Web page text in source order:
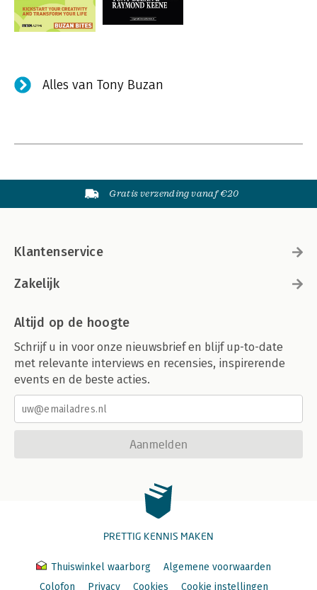
Alles van Tony Buzan
Gratis verzending vanaf €20
Klantenservice
Zakelijk
Altijd op de hoogte
Schrijf u in voor onze nieuwsbrief en blijf up-to-date
met relevante interviews en recensies, inspirerende
events en de beste acties.
Aanmelden
PRETTIG KENNIS MAKEN
Thuiswinkel waarborg
Algemene voorwaarden
Colofon
Privacy Cookies Cookie instellingen